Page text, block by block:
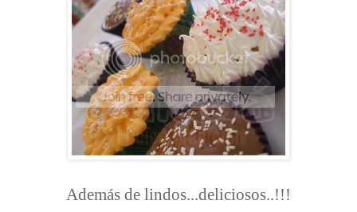
Además de lindos...deliciosos..!!!